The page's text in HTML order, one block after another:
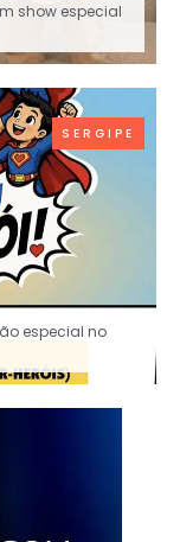
show especial
SERGIPE
especial no